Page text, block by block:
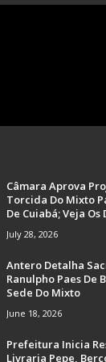
Câmara Aprova
Torcida Do Mixto
De Cuiabá; Veja Os
July 28, 2026
Antero Detalha
Ranulpho Paes De
Sede Do Mixto
June 18, 2026
Prefeitura Inicia
Livraria Pepe,